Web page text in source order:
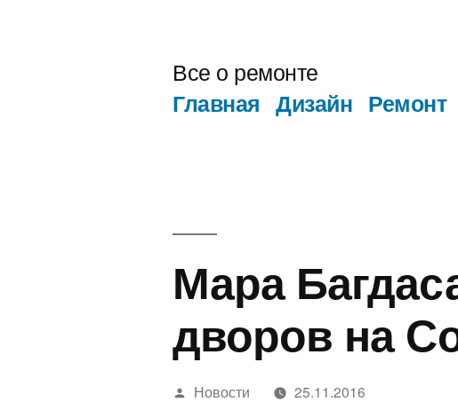
Все о ремонте
Главная Дизайн Ремонт
Мара
дворов на
Написано
Новости 25.11.2016